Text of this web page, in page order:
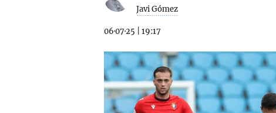
Javi Gómez
06·07·25 19:17